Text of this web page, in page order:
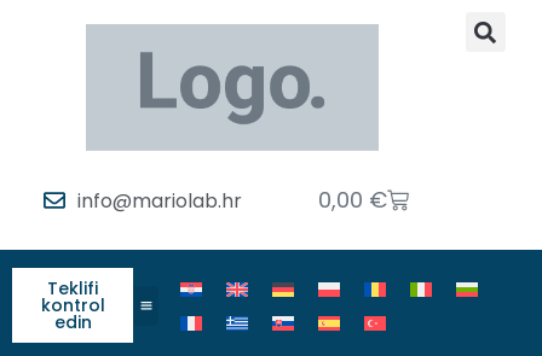
info@mariolab.hr 0,00 €
Teklifi
kontrol
edin